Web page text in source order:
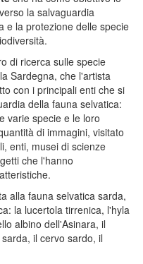
la salvaguardia
e la protezione delle specie
di ricerca sulle specie
Sardegna, che l'artista
con i principali enti che si
della fauna selvatica:
varie specie e le loro
di immagini, visitato
enti, musei di scienze
che l'hanno
alla fauna selvatica sarda,
la lucertola tirrenica, l'hyla
albino dell'Asinara, il
il cervo sardo, il